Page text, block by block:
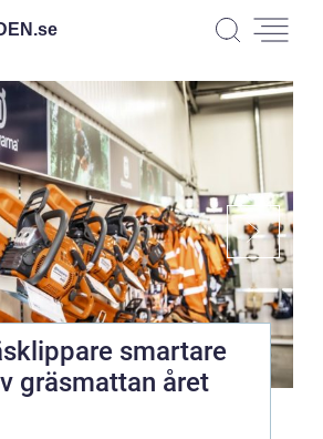
se
smartare
gräsmattan året